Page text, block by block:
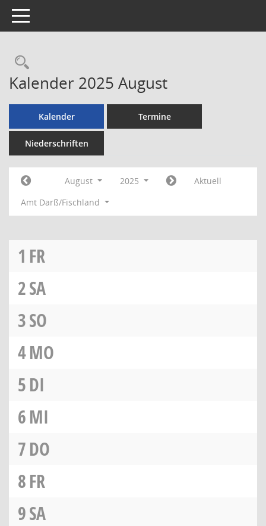
Toggle navigation
Rechercheauswahl
Kalender 2025 August
Kalender Termine
Niederschriften
August 2025
Aktuell
Amt Darß/Fischland
1 FR
2SA
3SO
4MO
5DI
6MI
7DO
8FR
9SA